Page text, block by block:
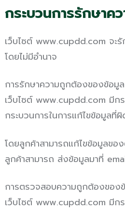
กระบวนการรักษา
เว็บไซต์ www.cupdd.com จะ
โดยไม่มีอำนาจ
การรักษาความถูกต้องของข้อมูล
เว็บไซต์ www.cupdd.com มีก
กระบวนการในการแก้ไขข้อมูล
โดยลูกค้าสามารถแก้ไขข้อมูลข
ลูกค้าสามารถ ส่งข้อมูลมาที่
การตรวจสอบความถูกต้องของ
เว็บไซต์ www.cupdd.com มีก